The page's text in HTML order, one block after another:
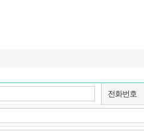
전화번호